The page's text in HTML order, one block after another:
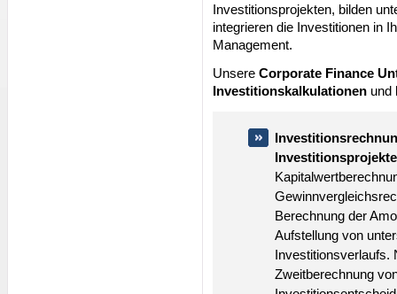
Investitionsprojekten, bilden
integrieren die Investitionen in
Management.
Unsere Corporate Finance
Investitionskalkulationen und
Berechnung der
Aufstellung von
Investitionsverlaufs.
Zweitberechnung